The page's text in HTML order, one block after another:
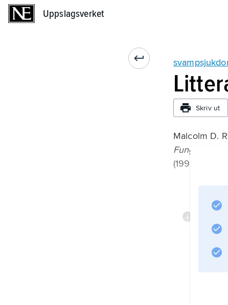
Uppslagsverket
Skriv ut
Malcolm D.
Fungal
(1993).